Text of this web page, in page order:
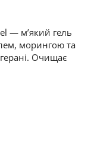
— м’який гель
морингою та
Очищає